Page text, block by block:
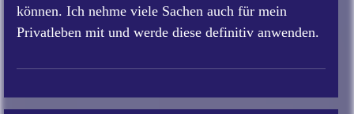
können. Ich nehme viele Sachen auch für mein
Privatleben mit und werde diese definitiv anwenden.